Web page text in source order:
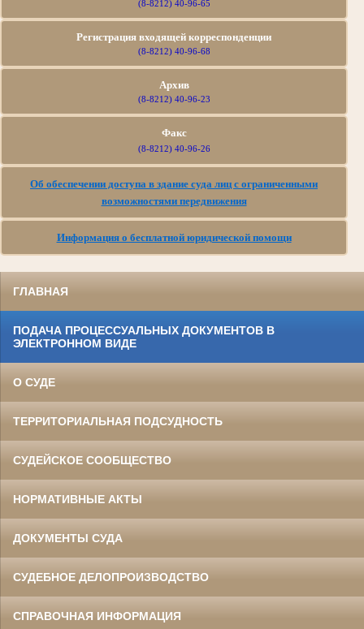
(8-8212) 40-96-65
Регистрация входящей корреспонденции
(8-8212) 40-96-68
Архив
(8-8212) 40-96-23
Факс
(8-8212) 40-96-26
Об обеспечении доступа в здание суда лиц с ограниченными
возможностями передвижения
Информация о бесплатной юридической помощи
ГЛАВНАЯ
ПОДАЧА ПРОЦЕССУАЛЬНЫХ ДОКУМЕНТОВ В
ЭЛЕКТРОННОМ ВИДЕ
О СУДЕ
ТЕРРИТОРИАЛЬНАЯ ПОДСУДНОСТЬ
СУДЕЙСКОЕ СООБЩЕСТВО
НОРМАТИВНЫЕ АКТЫ
ДОКУМЕНТЫ СУДА
СУДЕБНОЕ ДЕЛОПРОИЗВОДСТВО
СПРАВОЧНАЯ ИНФОРМАЦИЯ